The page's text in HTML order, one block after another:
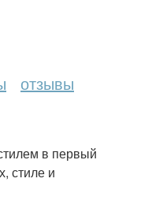
отзывы
в первый
стиле и